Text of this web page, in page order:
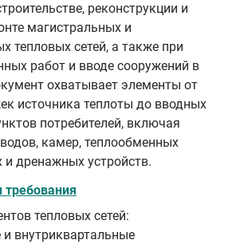
реконструкции и
магистральных и
тепловых сетей, а также при
работ и вводе сооружений в
охватывает элементы от
источника теплоты до вводных
потребителей, включая
камер, теплообменных
и дренажных устройств.
тепловых сетей:
внутриквартальные